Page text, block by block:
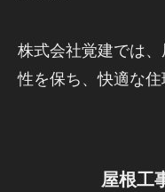
株式会社覚建では
性を保ち、快適な住
屋根工